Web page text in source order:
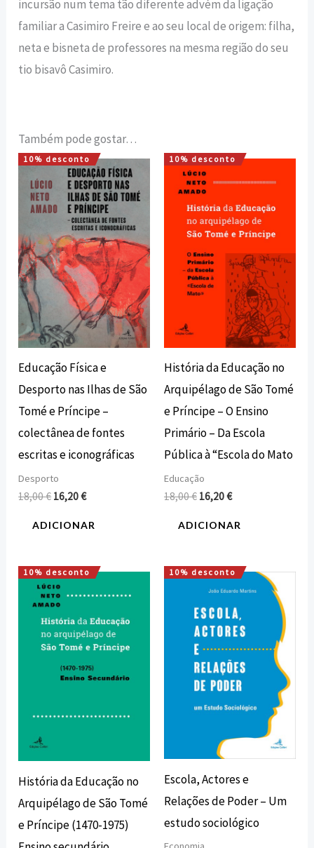
incursão num tema tão diferente advém da ligação
familiar a Casimiro Freire e ao seu local de origem: filha,
neta e bisneta de professores na mesma região do seu
tio bisavô Casimiro.
Também pode gostar…
10% desconto
Educação Física e
Desporto nas Ilhas de São
Tomé e Príncipe –
colectânea de fontes
escritas e iconográficas
Desporto
18,00€
O
preço
original
era:
18,00 €.
16,20€
O
preço
atual
é:
16,20 €.
ADICIONAR
10% desconto
História da Educação no
Arquipélago de São Tomé
e Príncipe – O Ensino
Primário – Da Escola
Pública à “Escola do Mato
Educação
18,00€
O
preço
original
era:
18,00 €.
16,20€
O
é:
16,20 €.
ADICIONAR
10% desconto
História da Educação no
Arquipélago de São Tomé
e Príncipe (1470-1975)
O
preço
original
era:
18,00 €.
O
preço
é:
16,20 €.
10% desconto
Escola, Actores e
Relações de Poder – Um
estudo sociológico
O
preço
original
era:
16,00 €.
O
preço
atual
é:
14,40 €.